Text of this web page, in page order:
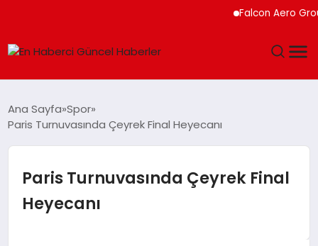
Falcon Aero
SAĞLIK
TEKNOLOJI
Ana Sayfa Spor
Paris Turnuvasında Çeyrek Final Heyecanı
Paris Turnuvasında Çeyrek Final
Heyecanı